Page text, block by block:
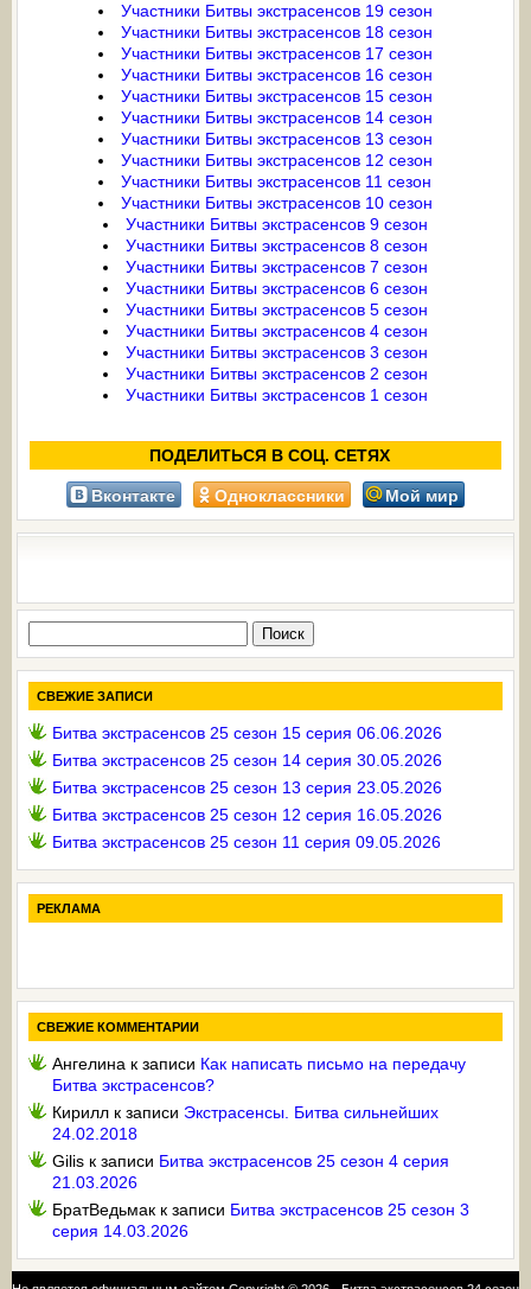
Участники Битвы экстрасенсов 19 сезон
Участники Битвы экстрасенсов 18 сезон
Участники Битвы экстрасенсов 17 сезон
Участники Битвы экстрасенсов 16 сезон
Участники Битвы экстрасенсов 15 сезон
Участники Битвы экстрасенсов 14 сезон
Участники Битвы экстрасенсов 13 сезон
Участники Битвы экстрасенсов 12 сезон
Участники Битвы экстрасенсов 11 сезон
Участники Битвы экстрасенсов 10 сезон
Участники Битвы экстрасенсов 9 сезон
Участники Битвы экстрасенсов 8 сезон
Участники Битвы экстрасенсов 7 сезон
Участники Битвы экстрасенсов 6 сезон
Участники Битвы экстрасенсов 5 сезон
Участники Битвы экстрасенсов 4 сезон
Участники Битвы экстрасенсов 3 сезон
Участники Битвы экстрасенсов 2 сезон
Участники Битвы экстрасенсов 1 сезон
ПОДЕЛИТЬСЯ В СОЦ. СЕТЯХ
Вконтакте Одноклассники Мой мир
СВЕЖИЕ ЗАПИСИ
Битва экстрасенсов 25 сезон 15 серия 06.06.2026
Битва экстрасенсов 25 сезон 14 серия 30.05.2026
Битва экстрасенсов 25 сезон 13 серия 23.05.2026
Битва экстрасенсов 25 сезон 12 серия 16.05.2026
Битва экстрасенсов 25 сезон 11 серия 09.05.2026
РЕКЛАМА
СВЕЖИЕ КОММЕНТАРИИ
Ангелина к записи Как написать письмо на передачу
Битва экстрасенсов?
Кирилл к записи Экстрасенсы. Битва сильнейших
24.02.2018
Gilis к записи Битва экстрасенсов 25 сезон 4 серия
21.03.2026
БратВедьмак к записи Битва экстрасенсов 25 сезон 3
серия 14.03.2026